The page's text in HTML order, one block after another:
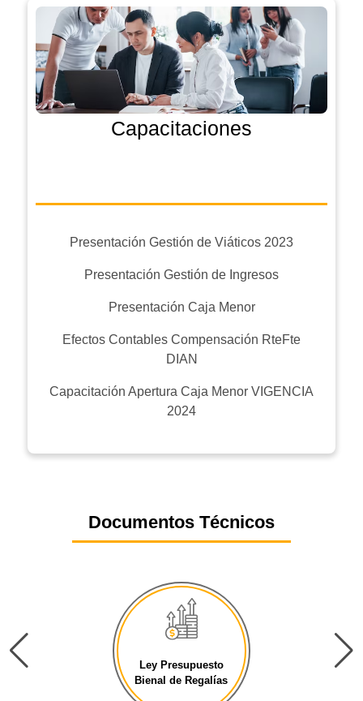
Capacitaciones
Presentación Gestión de Viáticos 2023
Presentación Gestión de Ingresos
Presentación Caja Menor
Efectos Contables Compensación RteFte
DIAN
Capacitación Apertura Caja Menor VIGENCIA
2024
Documentos Técnicos
Ley Presupuesto
Bienal de Regalías